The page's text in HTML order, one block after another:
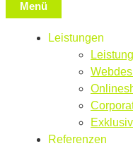
Menü
Leistungen
Referenzen